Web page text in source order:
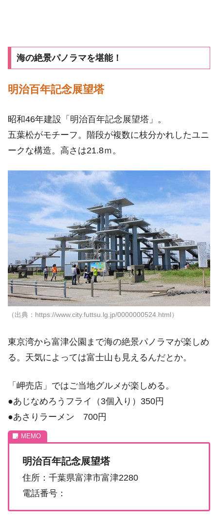
海の絶景パノラマを堪能！
明治百年記念展望塔
昭和46年建設「明治百年記念展望塔」。
五葉松がモチーフ。階段が複数に枝分かれしたユニ
ークな構造。高さは21.8ｍ。
（出典：https://www.city.futtsu.lg.jp/0000000524.html）
東京湾から富津公園まで海の絶景パノラマが楽しめ
る。天気によっては富士山も見えるんだとか。
「岬売店」ではご当地グルメが楽しめる。
●あじなめろうフライ（3個入り）350円
●あさりラーメン 700円
明治百年記念展望塔
住所：千葉県富津市富津2280
電話番号：